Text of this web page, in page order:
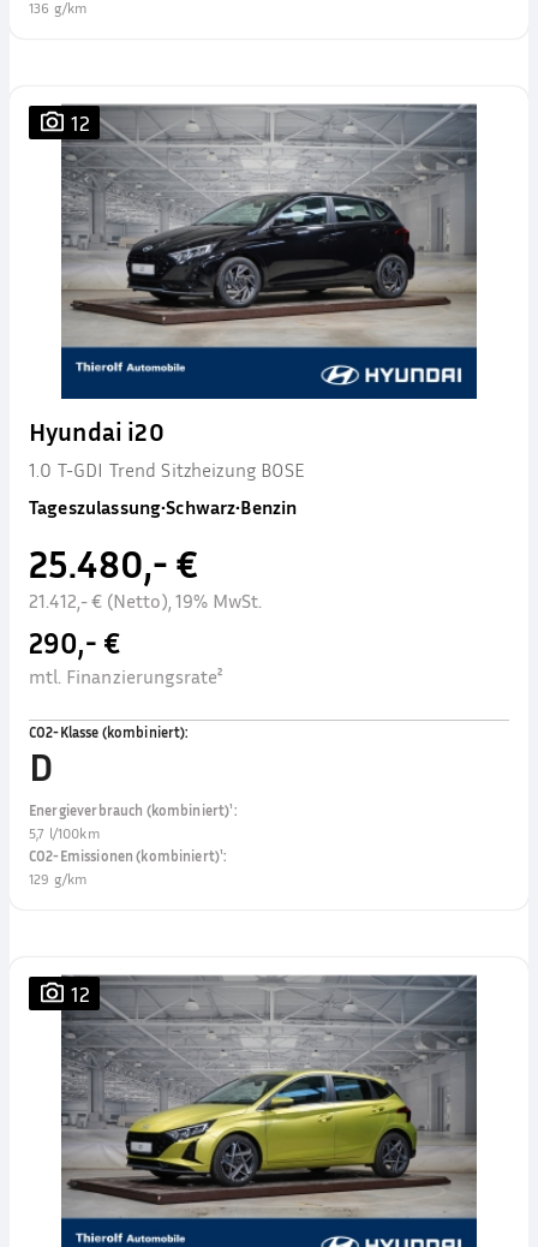
136 g/km
12
Hyundai i20
1.0 T-GDI Trend Sitzheizung BOSE
Tageszulassung•Schwarz•Benzin
25.480,- €
21.412,- € (Netto), 19% MwSt.
290,- €
mtl. Finanzierungsrate²
CO2-Klasse (kombiniert):
D
Energieverbrauch (kombiniert)¹:
5,7 l/100km
CO2-Emissionen (kombiniert)¹:
129 g/km
12